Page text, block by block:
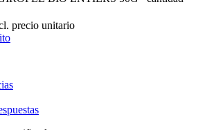
precio unitario